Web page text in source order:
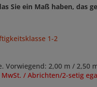
Sie ein Maß haben, das
1-2
2,00 m / 2,50 m
/ Abrichten/2-setig